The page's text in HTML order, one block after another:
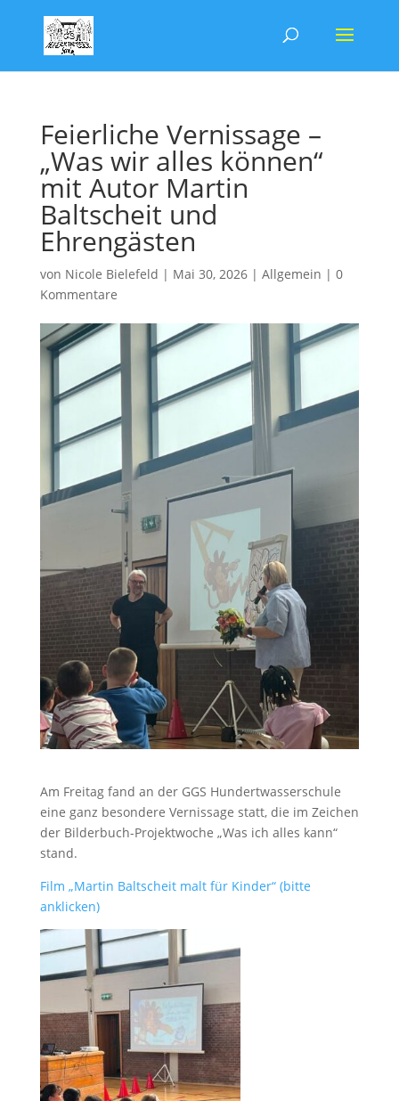
Feierliche Vernissage –
„Was wir alles können“
mit Autor Martin
Baltscheit und
Ehrengästen
von Nicole Bielefeld | Mai 30, 2026| Allgemein | 0
Kommentare
Am Freitag fand an der GGS Hundertwasserschule
eine ganz besondere Vernissage statt, die im Zeichen
der Bilderbuch-Projektwoche „Was ich alles kann“
stand.
Film „Martin Baltscheit malt für Kinder“ (bitte
anklicken)